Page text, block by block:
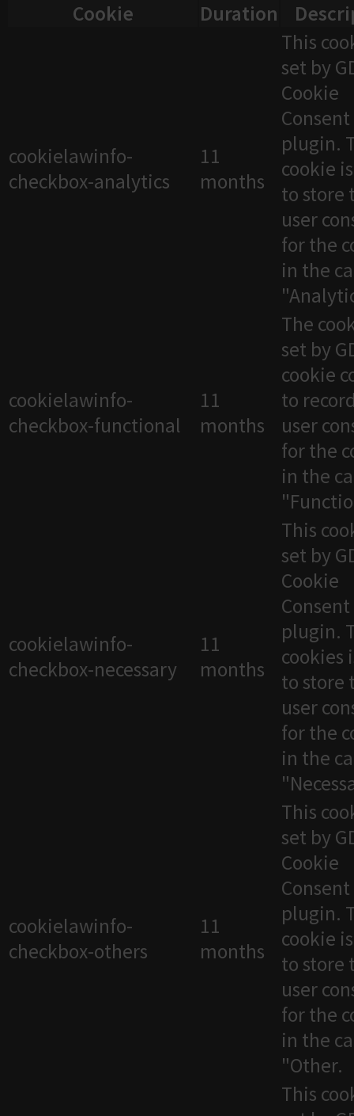
Cookie
Duration
cookielawinfo-
checkbox-analytics
11
months
This
set by
Cookie
Consent
plugin.
cookie
to store
user
for the
in the
cookielawinfo-
checkbox-functional
11
months
The
set by
cookie
to
user
for the
in the
cookielawinfo-
checkbox-necessary
11
months
This
set by
Cookie
Consent
plugin.
cookies
to store
user
for the
in the
cookielawinfo-
checkbox-others
11
months
This
set by
Cookie
Consent
plugin.
cookie
to store
user
for the
in the
"Other.
This